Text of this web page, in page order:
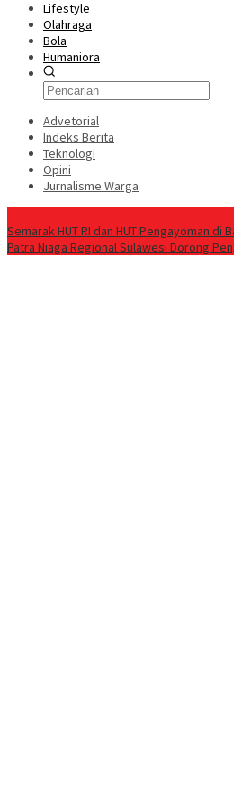
Lifestyle
Olahraga
Bola
Humaniora
Advetorial
Indeks Berita
Teknologi
Opini
Jurnalisme Warga
Semarak HUT RI dan HUT Pengayoman di
Patra Niaga Regional Sulawesi Dorong